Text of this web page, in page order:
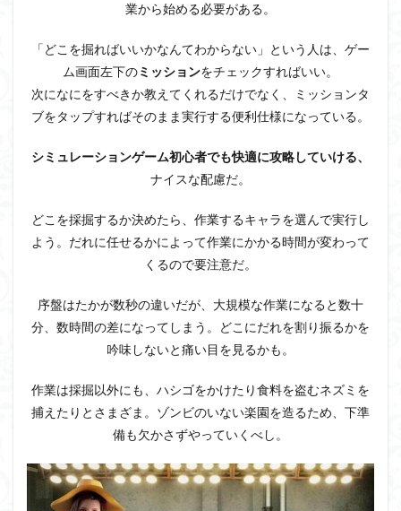
業から始める必要がある。
「どこを掘ればいいかなんてわからない」という人は、ゲー
ム画面左下のミッションをチェックすればいい。
次になにをすべきか教えてくれるだけでなく、ミッションタ
ブをタップすればそのまま実行する便利仕様になっている。
シミュレーションゲーム初心者でも快適に攻略していける、
ナイスな配慮だ。
どこを採掘するか決めたら、作業するキャラを選んで実行し
よう。だれに任せるかによって作業にかかる時間が変わって
くるので要注意だ。
序盤はたかが数秒の違いだが、大規模な作業になると数十
分、数時間の差になってしまう。どこにだれを割り振るかを
吟味しないと痛い目を見るかも。
作業は採掘以外にも、ハシゴをかけたり食料を盗むネズミを
捕えたりとさまざま。ゾンビのいない楽園を造るため、下準
備も欠かさずやっていくべし。